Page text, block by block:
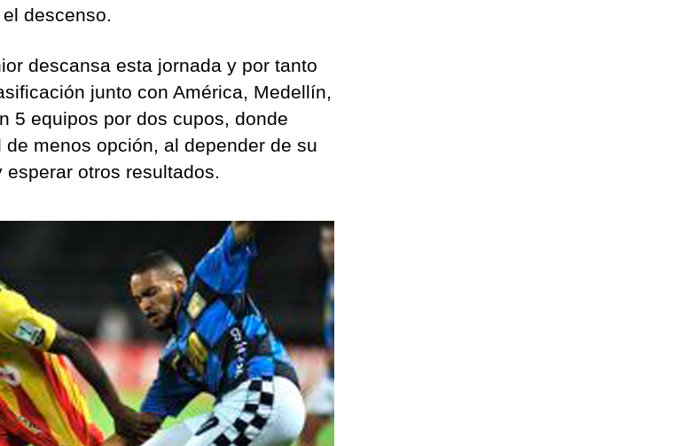
descenso.
descansa esta jornada y por tanto
junto con América, Medellín,
5 equipos por dos cupos, donde
menos opción, al depender de su
otros resultados.